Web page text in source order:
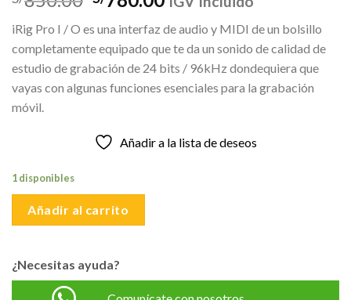
original
era:
S/850.00.
actual
es:
S/780.00.
iRig Pro I / O es una interfaz de audio y MIDI de un bolsillo
completamente equipado que te da un sonido de calidad de
estudio de grabación de 24 bits / 96kHz dondequiera que
vayas con algunas funciones esenciales para la grabación
móvil.
Añadir a la lista de deseos
1 disponibles
Añadir al carrito
¿Necesitas ayuda?